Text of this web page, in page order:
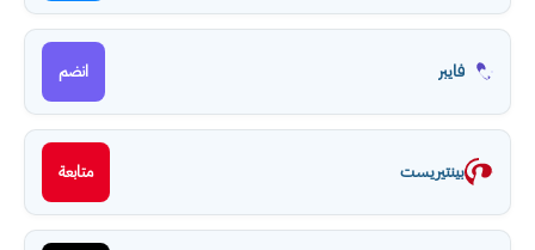
فايبر انضم
بينتيريست متابعة